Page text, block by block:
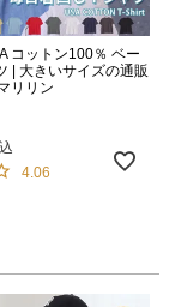
コットン100％ ベー
| 大きいサイズの通販
リリン
4.06